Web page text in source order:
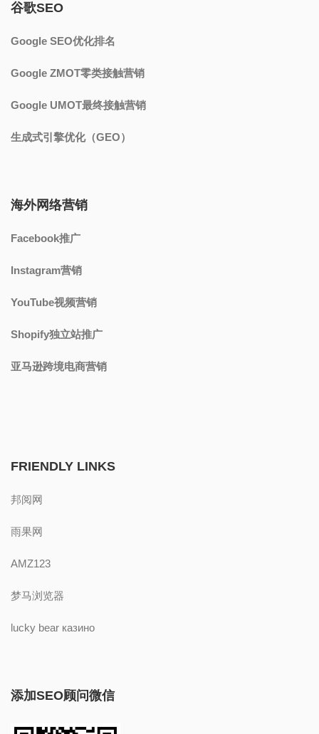
谷歌SEO
Google SEO优化排名
Google ZMOT零类接触营销
Google UMOT最终接触营销
生成式引擎优化（GEO）
海外网络营销
Facebook推广
Instagram营销
YouTube视频营销
Shopify独立站推广
亚马逊跨境电商营销
FRIENDLY LINKS
邦阅网
雨果网
AMZ123
梦马浏览器
lucky bear казино
添加SEO顾问微信